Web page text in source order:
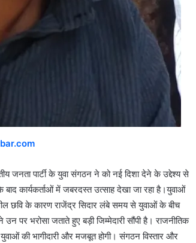
जनता पार्टी के युवा संगठन ने को नई दिशा देने के उद्देश्य से
कार्यकर्ताओं में जबरदस्त उत्साह देखा जा रहा है।युवाओं
छवि के कारण राजेंद्र सिदार लंबे समय से युवाओं के बीच
भरोसा जताते हुए बड़ी जिम्मेदारी सौंपी है। राजनीतिक
की भागीदारी और मजबूत होगी। संगठन विस्तार और